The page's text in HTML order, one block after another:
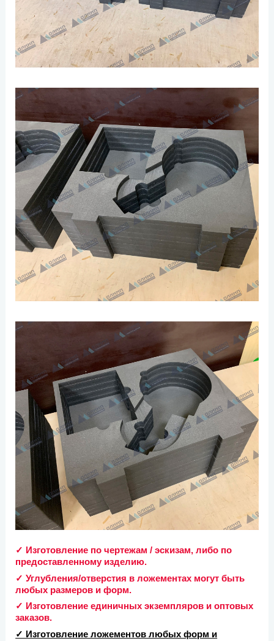
✓ Изготовление по чертежам / эскизам, либо по
предоставленному изделию.
✓ Углубления/отверстия в ложементах могут быть
любых размеров и форм.
✓ Изготовление единичных экземпляров и оптовых
заказов.
✓ Изготовление ложементов любых форм и